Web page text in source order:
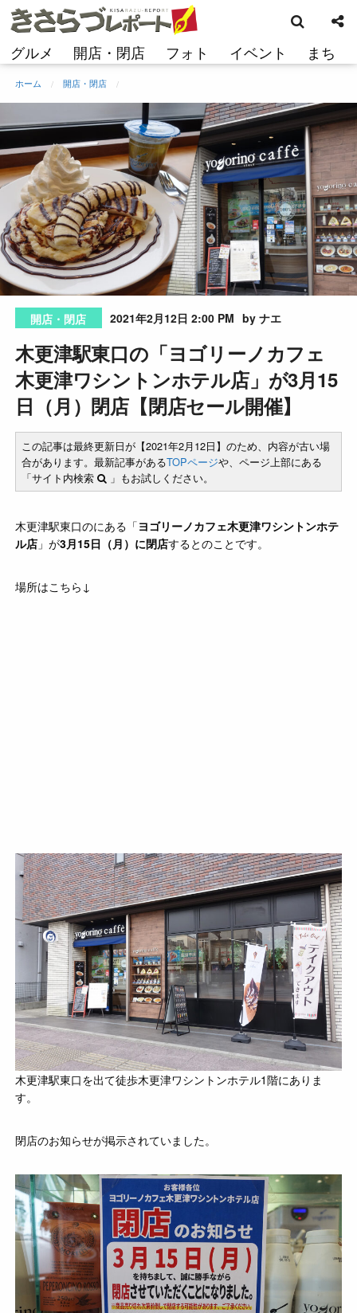
コ
ン
ン
へ
ス
ッ
プ
グルメ 開店・閉店 フォト イベント まち
索
ホーム 開店・閉店
開店・閉店 2021年2月12日 2:00 PM by ナエ
木更津駅東口の「ヨゴリーノカフェ
木更津ワシントンホテル店」が3月15
日（月）閉店【閉店セール開催】
この記事は最終更新日が【2021年2月12日】のため、内容が古い場
合があります。最新記事があるTOPページや、ページ上部にある
「サイト内検索
」もお試しください。
木更津駅東口のにある「ヨゴリーノカフェ木更津ワシントンホテ
ル店 」が3月15日（月）に閉店するとのことです。
場所はこちら↓
木更津駅東口を出て徒歩木更津ワシントンホテル1階にありま
す。
閉店のお知らせが掲示されていました。